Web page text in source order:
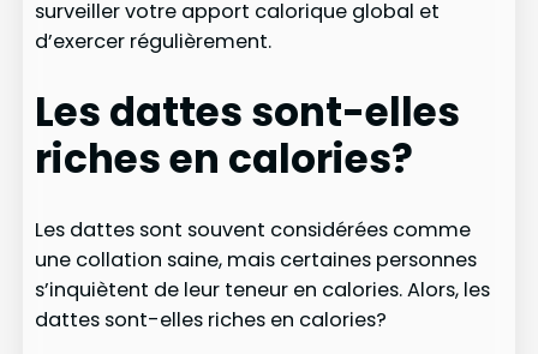
surveiller votre apport calorique global et
d’exercer régulièrement.
Les dattes sont-elles
riches en calories?
Les dattes sont souvent considérées comme
une collation saine, mais certaines personnes
s’inquiètent de leur teneur en calories. Alors, les
dattes sont-elles riches en calories?